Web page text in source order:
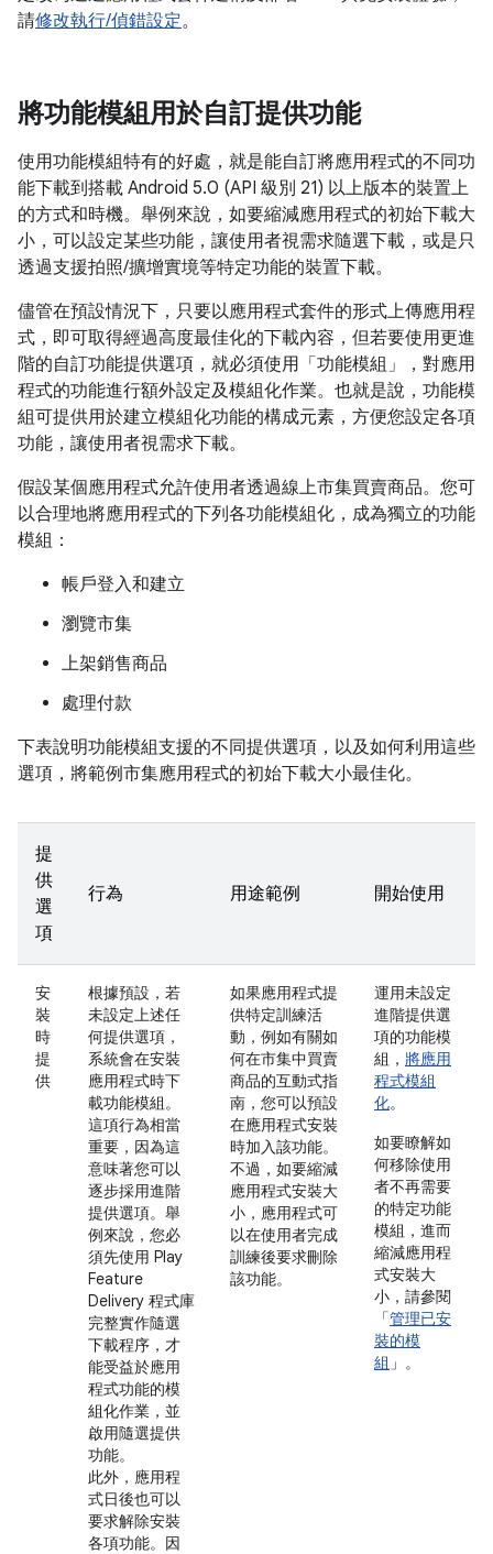
請修改執行/偵錯設定。
將功能模組用於自訂提供功能
使用功能模組特有的好處，就是能自訂將應用程式的不同功
能下載到搭載 Android 5.0 (API 級別 21) 以上版本的裝置上
的方式和時機。舉例來說，如要縮減應用程式的初始下載大
小，可以設定某些功能，讓使用者視需求隨選下載，或是只
透過支援拍照/擴增實境等特定功能的裝置下載。
儘管在預設情況下，只要以應用程式套件的形式上傳應用程
式，即可取得經過高度最佳化的下載內容，但若要使用更進
階的自訂功能提供選項，就必須使用「功能模組」
，對應用
程式的功能進行額外設定及模組化作業。也就是說，功能模
組可提供用於建立模組化功能的構成元素，方便您設定各項
功能，讓使用者視需求下載。
假設某個應用程式允許使用者透過線上市集買賣商品。您可
以合理地將應用程式的下列各功能模組化，成為獨立的功能
模組：
帳戶登入和建立
瀏覽市集
上架銷售商品
處理付款
下表說明功能模組支援的不同提供選項，以及如何利用這些
選項，將範例市集應用程式的初始下載大小最佳化。
提
供
選
項
行為 用途範例 開始使用
安
裝
時
提
供
根據預設，若
未設定上述任
何提供選項，
系統會在安裝
應用程式時下
載功能模組。
這項行為相當
重要，因為這
意味著您可以
逐步採用進階
提供選項。舉
例來說，您必
須先使用 Play
Feature
Delivery 程式庫
完整實作隨選
下載程序，才
能受益於應用
程式功能的模
組化作業，並
啟用隨選提供
功能。
此外，應用程
式日後也可以
要求解除安裝
各項功能。因
如果應用程式提
供特定訓練活
動，例如有關如
何在市集中買賣
商品的互動式指
南，您可以預設
在應用程式安裝
時加入該功能。
不過，如要縮減
應用程式安裝大
小，應用程式可
以在使用者完成
訓練後要求刪除
該功能。
運用未設定
進階提供選
項的功能模
組， 將應用
程式模組
化。
如要瞭解如
何移除使用
者不再需要
的特定功能
模組，進而
縮減應用程
式安裝大
小，請參閱
「管理已安
裝的模
組 」。